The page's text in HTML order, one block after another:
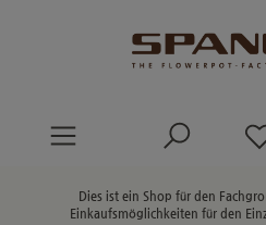
Dies ist ein Shop für den
Einkaufsmöglichkeiten für den